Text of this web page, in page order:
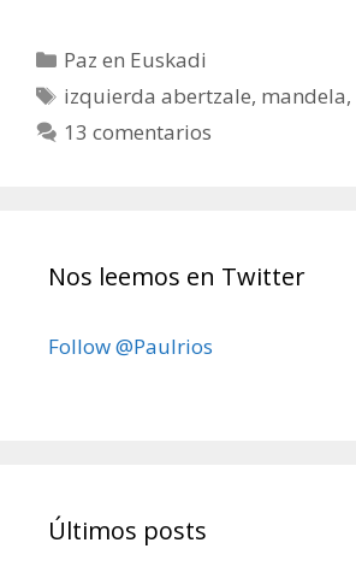
Categorías
Paz en Euskadi
Etiquetas
izquierda abertzale, mandela,
13 comentarios
Nos leemos en Twitter
Follow @Paulrios
Últimos posts